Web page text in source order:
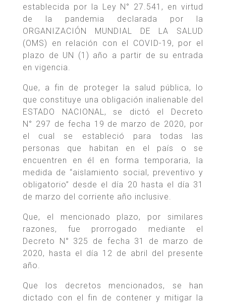
establecida por la Ley N° 27.541, en virtud
de la pandemia declarada por la
ORGANIZACIÓN MUNDIAL DE LA SALUD
(OMS) en relación con el COVID-19, por el
plazo de UN (1) año a partir de su entrada
en vigencia.
Que, a fin de proteger la salud pública, lo
que constituye una obligación inalienable del
ESTADO NACIONAL, se dictó el Decreto
N° 297 de fecha 19 de marzo de 2020, por
el cual se estableció para todas las
personas que habitan en el país o se
encuentren en él en forma temporaria, la
medida de “aislamiento social, preventivo y
obligatorio” desde el día 20 hasta el día 31
de marzo del corriente año inclusive.
Que, el mencionado plazo, por similares
razones, fue prorrogado mediante el
Decreto N° 325 de fecha 31 de marzo de
2020, hasta el día 12 de abril del presente
año.
Que los decretos mencionados, se han
dictado con el fin de contener y mitigar la